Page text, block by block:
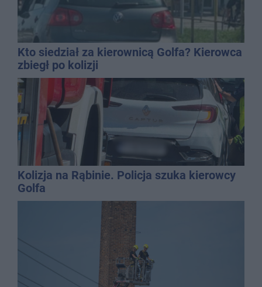
Kto siedział za kierownicą Golfa? Kierowca
zbiegł po kolizji
Kolizja na Rąbinie. Policja szuka kierowcy
Golfa